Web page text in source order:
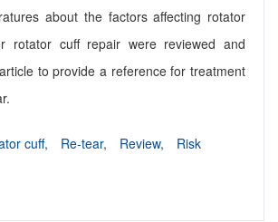
about the factors affecting rotator
rotator cuff repair were reviewed and
to provide a reference for treatment
cuff, Re-tear, Review,
Risk